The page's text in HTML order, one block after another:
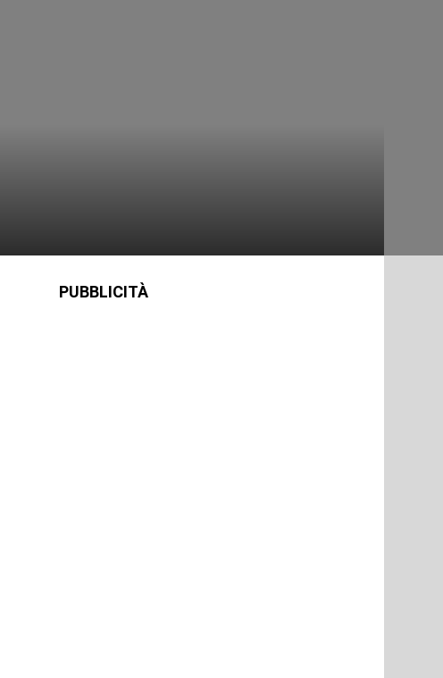
PUBBLICITÀ